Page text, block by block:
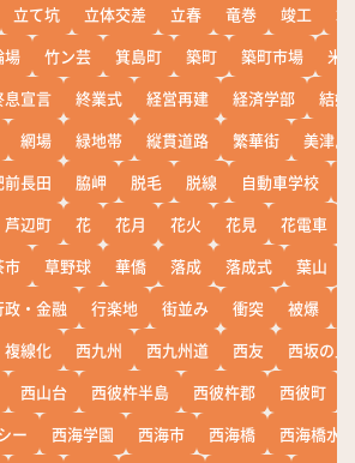
立て坑 立体交差 立春 竜巻 竣工
場 竹ン芸 箕島町 築町 築町市場
米
息宣言 終業式 経営再建 経済学部
結婚
網場 緑地帯 縦貫道路 繁華街
美津島
前長田 脇岬 脱毛 脱線 自動車学校
芦辺町 花 花月 花火 花見 花電車
市 草野球 華僑 落成 落成式 葉山
政・金融 行楽地 街並み 衝突 被爆
複線化 西九州 西九州道 西友
西坂の丘
西山台 西彼杵半島 西彼杵郡 西彼町
ー 西海学園 西海市 西海橋
西海橋水